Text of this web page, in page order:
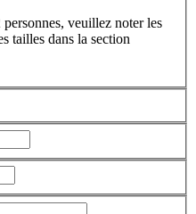
veuillez noter les
tailles dans la section